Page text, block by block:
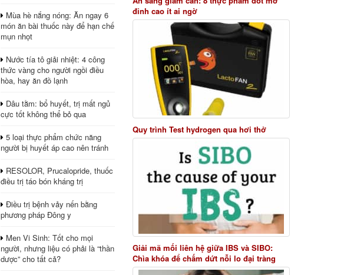
Mùa hè nắng nóng: Ăn ngay 6
món ăn bài thuốc này để hạn chế
mụn nhọt
Nước tía tô giải nhiệt: 4 công
thức vàng cho người ngồi điều
hòa, hay ăn đồ lạnh
Dâu tằm: bổ huyết, trị mất ngủ
cực tốt không thể bỏ qua
5 loại thực phẩm chức năng
người bị huyết áp cao nên tránh
RESOLOR, Prucalopride, thuốc
điều trị táo bón kháng trị
Điều trị bệnh vảy nến bằng
phương pháp Đông y
Men Vi Sinh: Tốt cho mọi
người, nhưng liệu có phải là “thần
dược” cho tất cả?
đỉnh cao ít ai ngờ
Quy trình Test hydrogen qua hơi thở
Giải mã mối liên hệ giữa IBS và SIBO:
Chìa khóa để chấm dứt nỗi lo đại tràng